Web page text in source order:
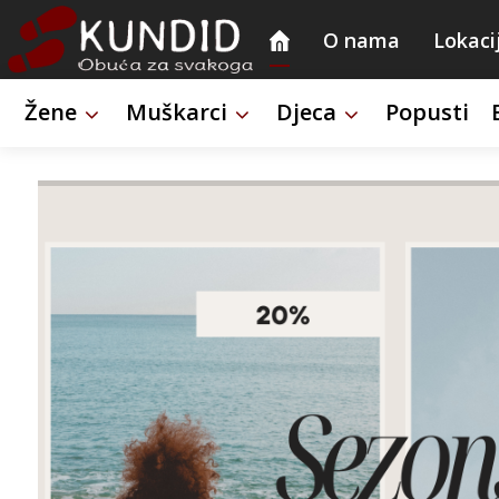
O nama
Žene Muškarci Djeca Popusti